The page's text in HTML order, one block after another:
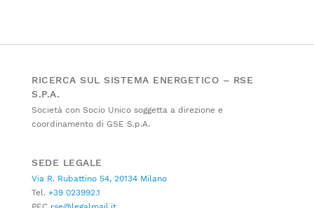
RICERCA SUL SISTEMA ENERGETICO – RSE
S.P.A.
Società con Socio Unico soggetta a direzione e
coordinamento di GSE S.p.A.
SEDE LEGALE
Via R. Rubattino 54, 20134 Milano
Tel. +39 023992.1